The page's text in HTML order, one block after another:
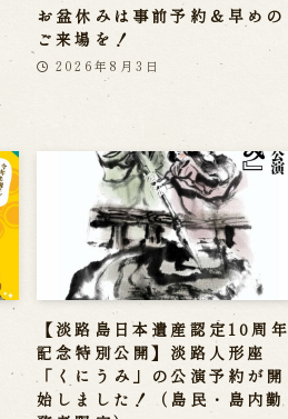
お盆休みは事前予約＆早めの
ご来場を！
2026年8月3日
【淡路島日本遺産認定10周年
記念特別公開】淡路人形座
「くにうみ」の公演予約が開
始しました！（島民・島内勤